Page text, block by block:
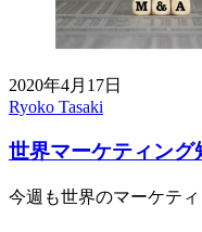
2020年4月17日
Ryoko Tasaki
世界マーケティン
今週も世界のマーケテ